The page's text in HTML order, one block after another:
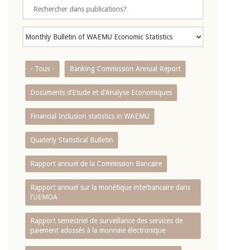
- Tous - Banking Commission Annual Report
Documents d’Etude et d’Analyse Economiques
Financial Inclusion statistics in WAEMU
Quaterly Statistical Bulletin
Rapport annuel de la Commission Bancaire
Rapport annuel sur la monétique interbancaire dans
l'UEMOA
Rapport semestriel de surveillance des services de
paiement adossés à la monnaie électronique